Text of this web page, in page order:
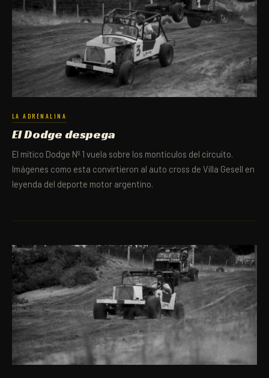
LA ADRENALINA
El Dodge despega
El mítico Dodge Nº 1 vuela sobre los montículos del circuito.
Imágenes como esta convirtieron al auto cross de Villa Gesell en
leyenda del deporte motor argentino.